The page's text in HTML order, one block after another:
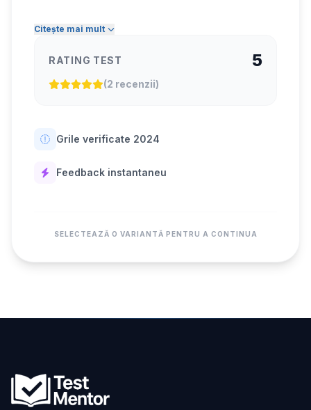
grile pentru materiile cerute admiterii respective,
învățatul acum!
Citește mai mult
RATING TEST 5
(2 recenzii)
Grile verificate 2024
Feedback instantaneu
SELECTEAZĂ O VARIANTĂ PENTRU A CONTINUA